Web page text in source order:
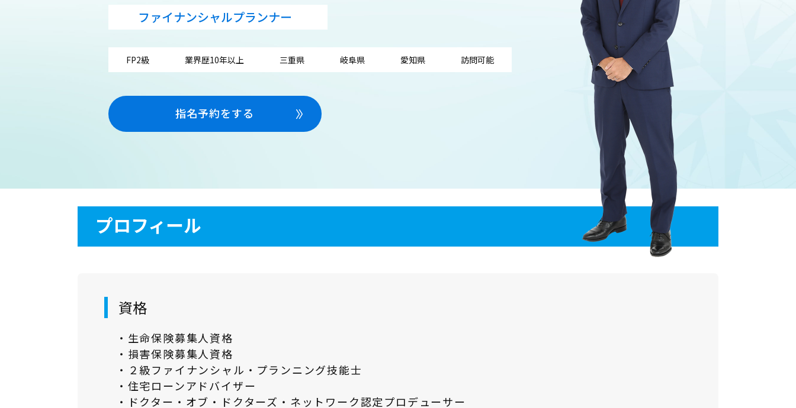
ファイナンシャルプランナー
FP2級 業界歴10年以上 三重県 岐阜県 愛知県 訪問可能
指名予約をする
プロフィール
資格
・生命保険募集人資格
・損害保険募集人資格
・２級ファイナンシャル・プランニング技能士
・住宅ローンアドバイザー
・ドクター・オブ・ドクターズ・ネットワーク認定プロデューサー